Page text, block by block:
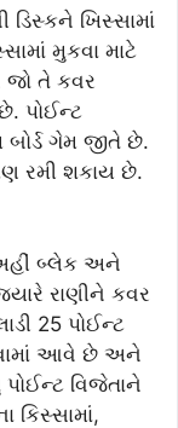
ખિસ્સામાં
મુકવા માટે
જો તે કવર
પોઈન્ટ
ગેમ જીતે છે.
રમી શકાય છે.
બ્લેક અને
રાણીને કવર
25 પોઈન્ટ
આવે છે અને
પોઈન્ટ વિજેતાને
કિસ્સામાં,